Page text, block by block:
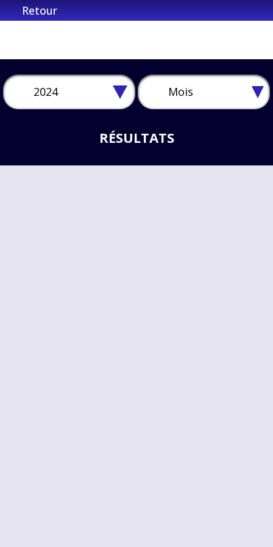
Retour